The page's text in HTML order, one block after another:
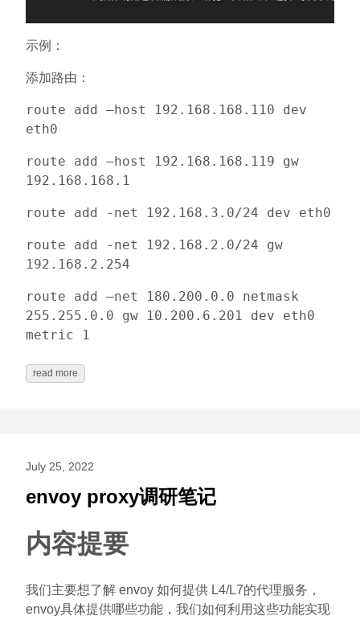
示例：
添加路由：
route add –host 192.168.168.110 dev
eth0
route add –host 192.168.168.119 gw
192.168.168.1
route add -net 192.168.3.0/24 dev eth0
route add -net 192.168.2.0/24 gw
192.168.2.254
route add –net 180.200.0.0 netmask
255.255.0.0 gw 10.200.6.201 dev eth0
metric 1
read more
July 25, 2022
envoy proxy调研笔记
内容提要
我们主要想了解 envoy 如何提供 L4/L7的代理服务，
envoy具体提供哪些功能，我们如何利用这些功能实现